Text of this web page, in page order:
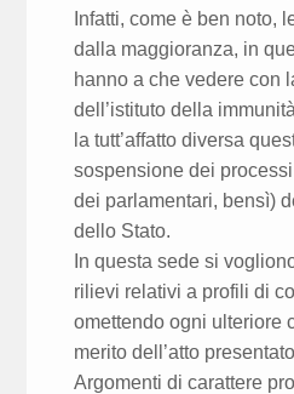
Infatti, come è ben noto,
dalla maggioranza, in
hanno a che vedere con
dell’istituto della
la tutt’affatto diversa
sospensione dei
dei parlamentari, bensì)
dello Stato.
In questa sede si
rilievi relativi a profili di
omettendo ogni ulteriore
merito dell’atto
Argomenti di carattere